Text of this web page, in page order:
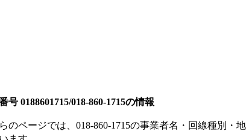
号 0188601715/018-860-1715の情報
のページでは、 018-860-1715の事業者名・回線種別・